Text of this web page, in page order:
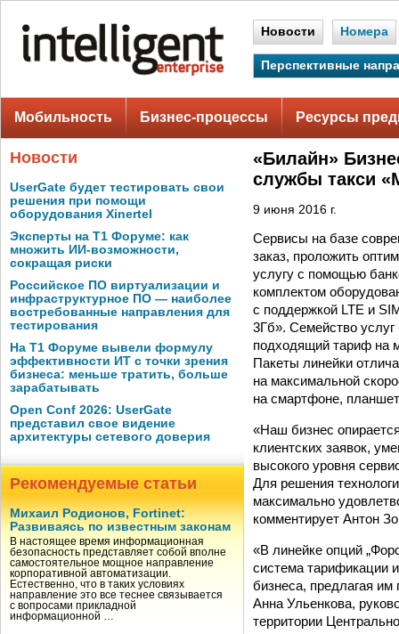
Новости Номера
Перспективные
Мобильность Бизнес-процессы Ресурсы
Новости
UserGate будет тестировать свои
решения при помощи
оборудования Xinertel
Эксперты на Т1 Форуме: как
множить ИИ-возможности,
сокращая риски
Российское ПО виртуализации и
инфраструктурное ПО — наиболее
востребованные направления для
тестирования
На Т1 Форуме вывели формулу
эффективности ИТ с точки зрения
бизнеса: меньше тратить, больше
зарабатывать
Open Conf 2026: UserGate
представил свое видение
архитектуры сетевого доверия
Рекомендуемые статьи
Михаил Родионов, Fortinet:
Развиваясь по известным законам
В настоящее время информационная
безопасность представляет собой вполне
самостоятельное мощное направление
корпоративной автоматизации.
Естественно, что в таких условиях
направление это все теснее связывается
с вопросами прикладной
информационной …
«Билайн»
службы такси
9 июня 2016 г.
Сервисы на базе
заказ, проложить
услугу с помощью
комплектом
с поддержкой LTE и
3Гб». Семейство
подходящий тариф на
Пакеты линейки
на максимальной
на смартфоне,
«Наш бизнес
клиентских заявок,
высокого уровня
Для решения
максимально
комментирует Антон
«В линейке опций
система тарификации
бизнеса, предлагая
Анна Ульенкова,
территории